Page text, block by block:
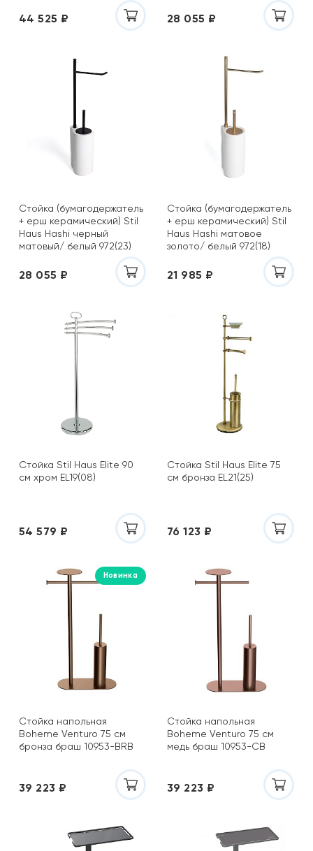
44 525 ₽ 28 055 ₽
Стойка (бумагодержатель
+ ерш керамический) Stil
Haus Hashi черный
матовый/ белый 972(23)
28 055 ₽
Стойка (бумагодержатель
+ ерш керамический) Stil
Haus Hashi матовое
золото/ белый 972(18)
21 985 ₽
Стойка Stil Haus Elite 90
см хром EL19(08)
54 579 ₽
Стойка Stil Haus Elite 75
см бронза EL21(25)
76 123 ₽
Новинка
Стойка напольная
Boheme Venturo 75 см
бронза браш 10953-BRB
39 223 ₽
Стойка напольная
Boheme Venturo 75 см
медь браш 10953-CB
39 223 ₽